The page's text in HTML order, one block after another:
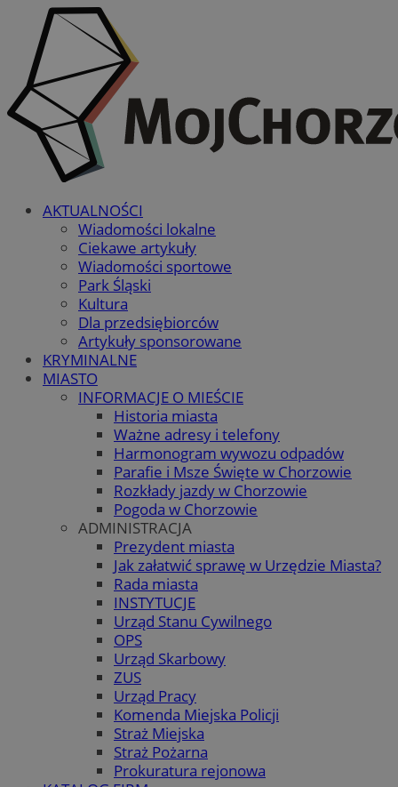
AKTUALNOŚCI
Wiadomości lokalne
Ciekawe artykuły
Wiadomości sportowe
Park Śląski
Kultura
Dla przedsiębiorców
Artykuły sponsorowane
KRYMINALNE
MIASTO
INFORMACJE O MIEŚCIE
Historia miasta
Ważne adresy i telefony
Harmonogram wywozu odpadów
Parafie i Msze Święte w Chorzowie
Rozkłady jazdy w Chorzowie
Pogoda w Chorzowie
ADMINISTRACJA
Prezydent miasta
Jak załatwić sprawę w Urzędzie Miasta?
Rada miasta
INSTYTUCJE
Urząd Stanu Cywilnego
OPS
Urząd Skarbowy
ZUS
Urząd Pracy
Komenda Miejska Policji
Straż Miejska
Straż Pożarna
Prokuratura rejonowa